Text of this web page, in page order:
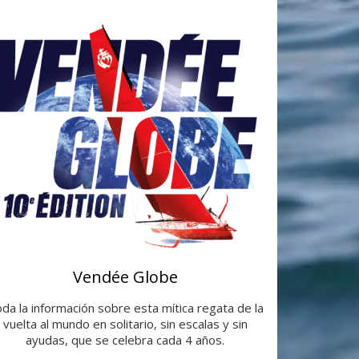
Vendée Globe
la información sobre esta mítica regata de la
vuelta al mundo en solitario, sin escalas y sin
ayudas, que se celebra cada 4 años.